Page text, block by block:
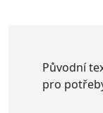
Původní
pro